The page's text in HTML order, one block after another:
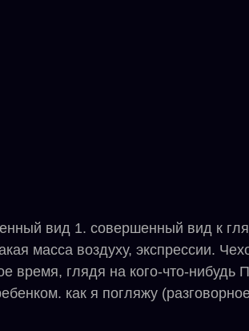
вид 1. совершенный вид к
масса воздуху, экспрессии.
время, глядя на кого-что-
как я погляжу